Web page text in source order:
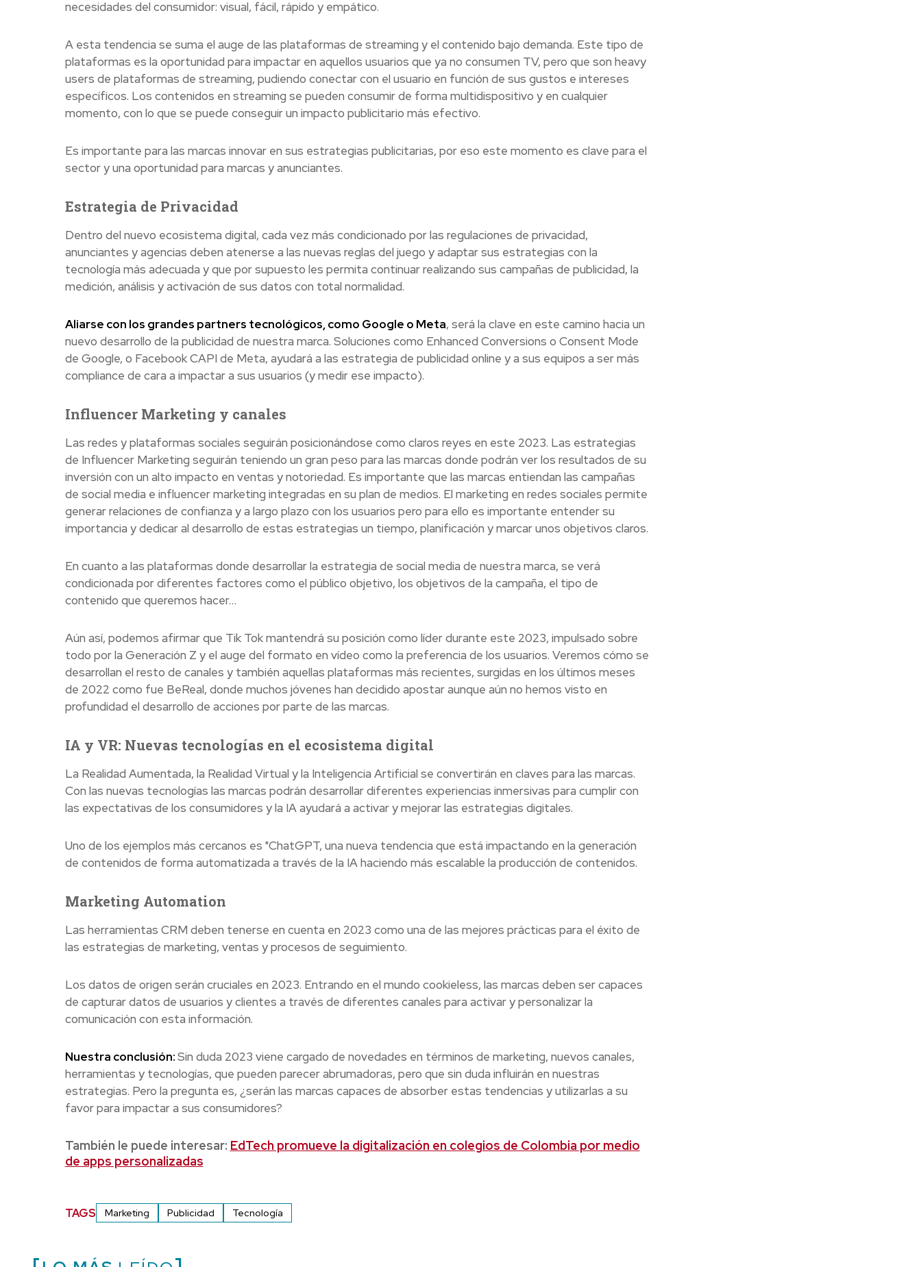
necesidades del consumidor: visual, fácil, rápido y empático.
A esta tendencia se suma el auge de las plataformas de streaming y el contenido bajo demanda. Este tipo de
plataformas es la oportunidad para impactar en aquellos usuarios que ya no consumen TV, pero que son heavy
users de plataformas de streaming, pudiendo conectar con el usuario en función de sus gustos e intereses
específicos. Los contenidos en streaming se pueden consumir de forma multidispositivo y en cualquier
momento, con lo que se puede conseguir un impacto publicitario más efectivo.
Es importante para las marcas innovar en sus estrategias publicitarias, por eso este momento es clave para el
sector y una oportunidad para marcas y anunciantes.
Estrategia de Privacidad
Dentro del nuevo ecosistema digital, cada vez más condicionado por las regulaciones de privacidad,
anunciantes y agencias deben atenerse a las nuevas reglas del juego y adaptar sus estrategias con la
tecnología más adecuada y que por supuesto les permita continuar realizando sus campañas de publicidad, la
medición, análisis y activación de sus datos con total normalidad.
Aliarse con los grandes partners tecnológicos, como Google o Meta, será la clave en este camino hacia un
nuevo desarrollo de la publicidad de nuestra marca. Soluciones como Enhanced Conversions o Consent Mode
de Google, o Facebook CAPI de Meta, ayudará a las estrategia de publicidad online y a sus equipos a ser más
compliance de cara a impactar a sus usuarios (y medir ese impacto).
Influencer Marketing y canales
Las redes y plataformas sociales seguirán posicionándose como claros reyes en este 2023. Las estrategias
de Influencer Marketing seguirán teniendo un gran peso para las marcas donde podrán ver los resultados de su
inversión con un alto impacto en ventas y notoriedad. Es importante que las marcas entiendan las campañas
de social media e influencer marketing integradas en su plan de medios. El marketing en redes sociales permite
generar relaciones de confianza y a largo plazo con los usuarios pero para ello es importante entender su
importancia y dedicar al desarrollo de estas estrategias un tiempo, planificación y marcar unos objetivos claros.
En cuanto a las plataformas donde desarrollar la estrategia de social media de nuestra marca, se verá
condicionada por diferentes factores como el público objetivo, los objetivos de la campaña, el tipo de
contenido que queremos hacer…
Aún así, podemos afirmar que Tik Tok mantendrá su posición como líder durante este 2023, impulsado sobre
todo por la Generación Z y el auge del formato en vídeo como la preferencia de los usuarios. Veremos cómo se
desarrollan el resto de canales y también aquellas plataformas más recientes, surgidas en los últimos meses
de 2022 como fue BeReal, donde muchos jóvenes han decidido apostar aunque aún no hemos visto en
profundidad el desarrollo de acciones por parte de las marcas.
IA y VR: Nuevas tecnologías en el ecosistema digital
La Realidad Aumentada, la Realidad Virtual y la Inteligencia Artificial se convertirán en claves para las marcas.
Con las nuevas tecnologías las marcas podrán desarrollar diferentes experiencias inmersivas para cumplir con
las expectativas de los consumidores y la IA ayudará a activar y mejorar las estrategias digitales.
Uno de los ejemplos más cercanos es "ChatGPT, una nueva tendencia que está impactando en la generación
de contenidos de forma automatizada a través de la IA haciendo más escalable la producción de contenidos.
Marketing Automation
Las herramientas CRM deben tenerse en cuenta en 2023 como una de las mejores prácticas para el éxito de
las estrategias de marketing, ventas y procesos de seguimiento.
Los datos de origen serán cruciales en 2023. Entrando en el mundo cookieless, las marcas deben ser capaces
de capturar datos de usuarios y clientes a través de diferentes canales para activar y personalizar la
comunicación con esta información.
Nuestra conclusión:Sin duda 2023 viene cargado de novedades en términos de marketing, nuevos canales,
herramientas y tecnologías, que pueden parecer abrumadoras, pero que sin duda influirán en nuestras
estrategias. Pero la pregunta es, ¿serán las marcas capaces de absorber estas tendencias y utilizarlas a su
favor para impactar a sus consumidores?
También le puede interesar: EdTech promueve la digitalización en colegios de Colombia por medio
de apps personalizadas
TAGS Marketing Publicidad Tecnología